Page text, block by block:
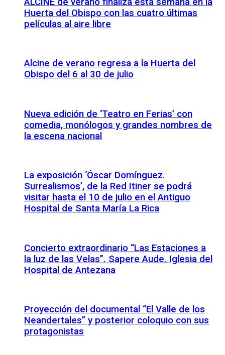
Huerta del Obispo con las cuatro últimas
películas al aire libre
Alcine de verano regresa a la Huerta del
Obispo del 6 al 30 de julio
Nueva edición de ‘Teatro en Ferias’ con
comedia, monólogos y grandes nombres de
la escena nacional
La exposición ‘Óscar Domínguez.
Surrealismos’, de la Red Itiner se podrá
visitar hasta el 10 de julio en el Antiguo
Hospital de Santa María La Rica
Concierto extraordinario “Las Estaciones a
la luz de las Velas”. Sapere Aude. Iglesia del
Hospital de Antezana
Proyección del documental “El Valle de los
Neandertales” y posterior coloquio con sus
protagonistas